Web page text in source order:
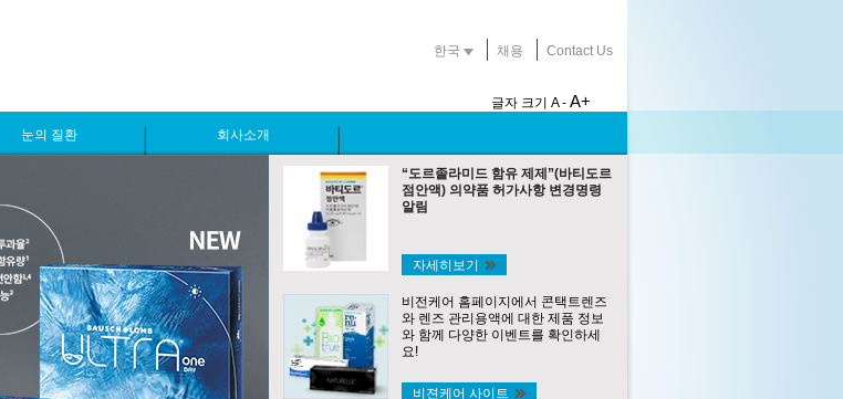
한국 채용 Contact Us
글자 크기 A - A+
눈의 질환 회사소개
“도르졸라미드 함유 제제”(바티도르
점안액) 의약품 허가사항 변경명령
알림
자세히보기
비전케어 홈페이지에서 콘택트렌즈
와 렌즈 관리용액에 대한 제품 정보
와 함께 다양한 이벤트를 확인하세
요!
비젼케어 사이트